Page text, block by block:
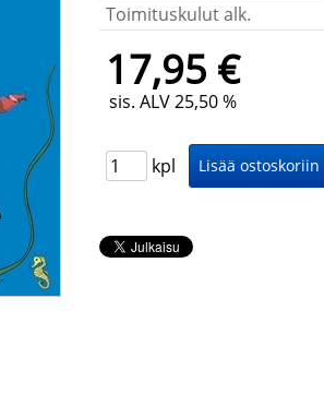
Toimituskulut alk.
17,95 €
sis. ALV 25,50 %
kpl